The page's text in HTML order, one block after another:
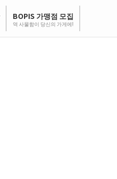
BOPIS 가맹점 모집
역 사물함이 당신의 가게에!